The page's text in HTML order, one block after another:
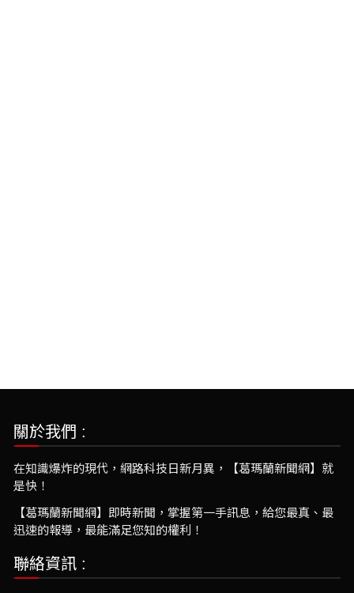
關於我們 :
在知識爆炸的現代，網路科技日新月異，【葛瑪蘭新聞網】就
是快！
【葛瑪蘭新聞網】即時新聞，掌握第一手訊息，給您最真、最
迅速的報導，最能滿足您知的權利！
聯絡資訊 :